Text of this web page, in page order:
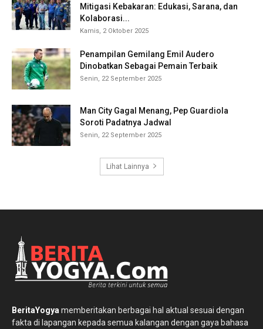
Mitigasi Kebakaran: Edukasi, Sarana, dan
Kolaborasi...
Kamis, 2 Oktober 2025
Penampilan Gemilang Emil Audero
Dinobatkan Sebagai Pemain Terbaik
Senin, 22 September 2025
Man City Gagal Menang, Pep Guardiola
Soroti Padatnya Jadwal
Senin, 22 September 2025
Lihat Lainnya
BeritaYogya memberitakan berbagai hal aktual sesuai dengan
fakta di lapangan kepada semua kalangan dengan gaya bahasa